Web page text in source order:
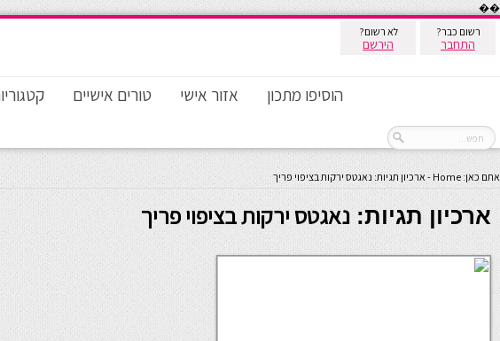
��
רשום כבר?
התחבר
לא רשום?
הירשם
הוסיפו מתכון אזור אישי טורים אישיים
אתם כאן: Home
- ארכיון תגיות: נאגטס ירקות בציפוי פריך
ארכיון תגיות:נאגטס ירקות בציפוי פריך